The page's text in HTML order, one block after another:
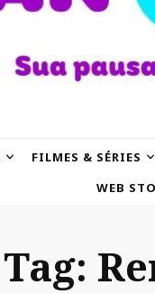
FILMES & SÉRIES
WEB
Tag: